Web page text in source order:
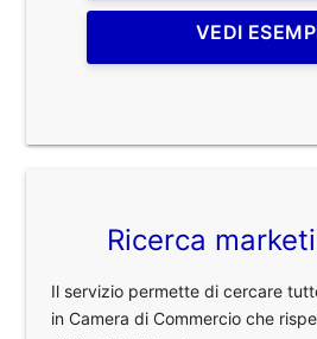
VEDI
Ricerca
Il servizio permette di cercare
in Camera di Commercio che